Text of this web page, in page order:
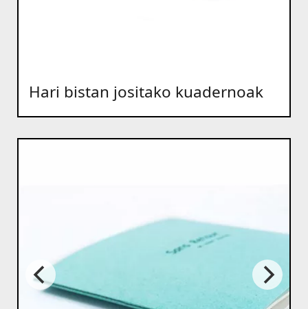
Hari bistan jositako kuadernoak